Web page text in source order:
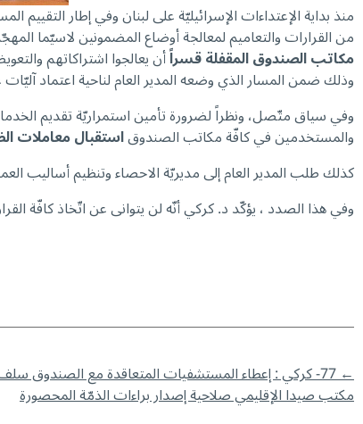
منذ بداية الإعتداءات الإسرائيليّة على لبنان وفي إطار
من القرارات والتعاميم لمعالجة أوضاع المضمونين لاسيّما المهجّرين قسراً من مدنهم وقراهم، وآخرها
مكاتب الصندوق المقفلة قسراًأن يعالجوا اشتراكاتهم
وذلك ضمن المسار الذي وضعه المدير العام لناحية اعتماد
وفي سياق متّصل، ونظراً لضرورة تأمين استمراريّة تقديم
والمستخدمين في كافّة مكاتب الصندوقاستقبال معاملات
كذلك طلب المدير العام إلى مديريّة الاحصاء وتنظيم أساليب
وفي هذا الصدد ، يؤكّد د. كركي أنّه لن يتوانى عن اتّخاذ كافّة
←77- كركي : إعطاء المستشفيات المتعاقدة مع الصندوق سلف ماليّة على حساب معاملات الاستشفاء عن الأعمال الجراحية المقطوعة
مكتب صيدا الإقليمي صلاحية إصدار براءات الذمّة المحصورة